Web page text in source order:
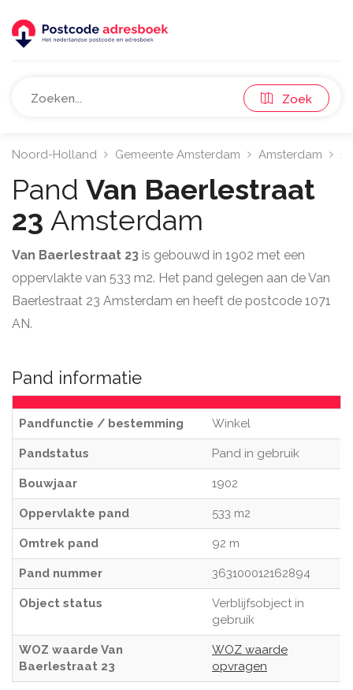
Zoek
Noord-Holland Gemeente Amsterdam Amsterdam
Pand Van Baerlestraat
23 Amsterdam
Van Baerlestraat 23 is gebouwd in 1902 met een
oppervlakte van 533 m2. Het pand gelegen aan de Van
Baerlestraat 23 Amsterdam en heeft de postcode 1071
AN.
Pand informatie
Pandfunctie / bestemming Winkel
Pandstatus Pand in gebruik
Bouwjaar 1902
Oppervlakte pand 533 m2
Omtrek pand 92 m
Pand nummer 363100012162894
Object status
Verblijfsobject in
gebruik
WOZ waarde Van
Baerlestraat 23
WOZ waarde
opvragen